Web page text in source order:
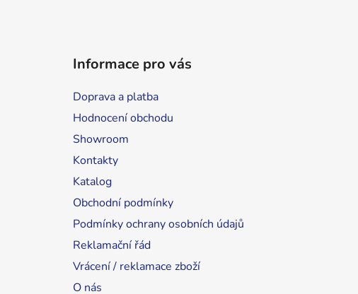
Informace pro vás
Doprava a platba
Hodnocení obchodu
Showroom
Kontakty
Katalog
Obchodní podmínky
Podmínky ochrany osobních údajů
Reklamační řád
Vrácení / reklamace zboží
O nás